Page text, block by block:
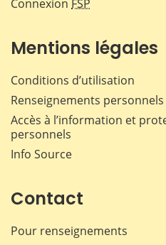
Connexion FSP
Mentions légales
Conditions d’utilisation
Renseignements personnels
Accès à l’information et
personnels
Info Source
Contact
Pour renseignements